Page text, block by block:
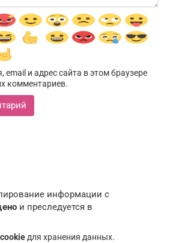
email и адрес сайта в этом браузере
комментариев.
информации с
и преследуется в
cookie для хранения данных.